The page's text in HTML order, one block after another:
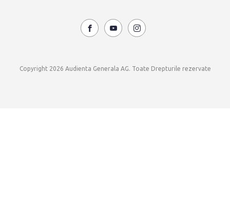
Copyright 2026 Audienta Generala AG. Toate Drepturile rezervate